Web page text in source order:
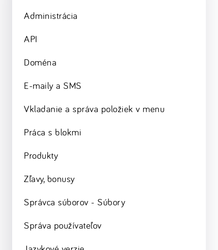
Administrácia
API
Doména
E-maily a SMS
Vkladanie a správa položiek v menu
Práca s blokmi
Produkty
Zľavy, bonusy
Správca súborov - Súbory
Správa používateľov